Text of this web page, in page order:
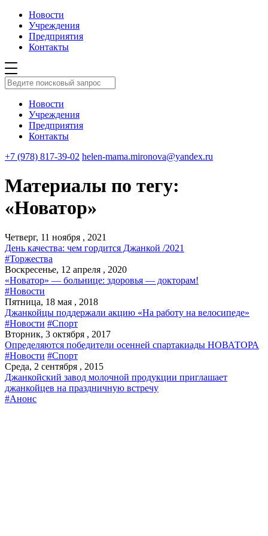
Новости
Учреждения
Предприятия
Контакты
Новости
Учреждения
Предприятия
Контакты
+7 (978) 817-39-02 helen-mama.mironova@yandex.ru
Материалы по тегу:
«Новатор»
Четверг, 11 ноября , 2021
День качества: чем гордится Джанкой /2021
#Торжества
Воскресенье, 12 апреля , 2020
«Новатор» — больнице: здоровья — докторам!
#Новости
Пятница, 18 мая , 2018
Джанкойцы поддержали акцию «На работу на велосипеде»
#Новости #Спорт
Вторник, 3 октября , 2017
Определяются победители осенней спартакиады НОВАТОРА
#Новости #Спорт
Среда, 2 сентября , 2015
Джанкойский завод молочной продукции приглашает
джанкойцев на праздничную встречу
#Анонс